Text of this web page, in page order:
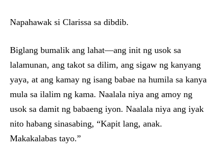
Napahawak si Clarissa sa dibdib.
Biglang bumalik ang lahat—ang init ng usok sa
lalamunan, ang takot sa dilim, ang sigaw ng kanyang
yaya, at ang kamay ng isang babae na humila sa kanya
mula sa ilalim ng kama. Naalala niya ang amoy ng
usok sa damit ng babaeng iyon. Naalala niya ang iyak
nito habang sinasabing, “Kapit lang, anak.
Makakalabas tayo.”